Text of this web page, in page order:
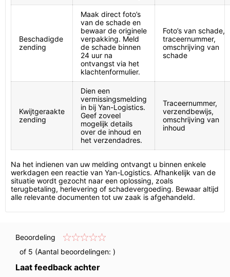
Beschadigde
zending
Maak direct foto’s
van de schade en
bewaar de originele
verpakking. Meld
de schade binnen
24 uur na
ontvangst via het
klachtenformulier.
Foto’s van schade,
traceernummer,
omschrijving van
schade
Kwijtgeraakte
zending
Dien een
vermissingsmelding
in bij Yan-Logistics.
Geef zoveel
mogelijk details
over de inhoud en
het verzendadres.
Traceernummer,
verzendbewijs,
omschrijving van
inhoud
Na het indienen van uw melding ontvangt u binnen enkele
werkdagen een reactie van Yan-Logistics. Afhankelijk van de
situatie wordt gezocht naar een oplossing, zoals
terugbetaling, herlevering of schadevergoeding. Bewaar altijd
alle relevante documenten tot uw zaak is afgehandeld.
Beoordeling
of 5 (Aantal beoordelingen: )
Laat feedback achter